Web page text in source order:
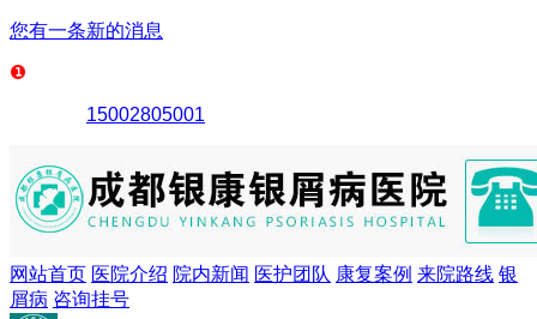
您有一条新的消息
15002805001
网站首页 医院介绍 院内新闻 医护团队 康复案例 来院路线 银
屑病 咨询挂号